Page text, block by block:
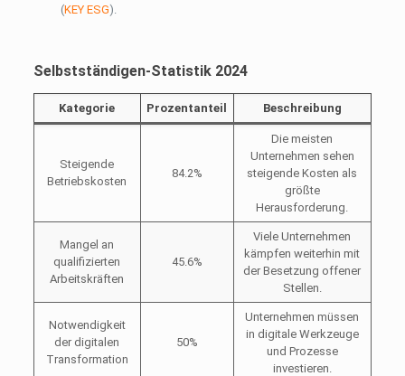
(KEY ESG)​.
Selbstständigen-Statistik 2024
Kategorie Prozentanteil Beschreibung
Steigende
Betriebskosten
84.2%
Die meisten
Unternehmen sehen
steigende Kosten als
größte
Herausforderung.
Mangel an
qualifizierten
Arbeitskräften
45.6%
Viele Unternehmen
kämpfen weiterhin mit
der Besetzung offener
Stellen.
Notwendigkeit
der digitalen
Transformation
50%
Unternehmen müssen
in digitale Werkzeuge
und Prozesse
investieren.